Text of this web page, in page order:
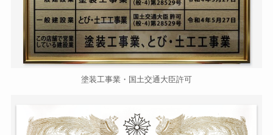
塗装工事業・国土交通大臣許可